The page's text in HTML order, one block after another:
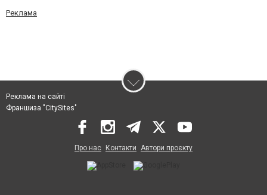
Реклама
Реклама на сайті
Франшиза "CitySites"
Про нас Контакти Автори проєкту